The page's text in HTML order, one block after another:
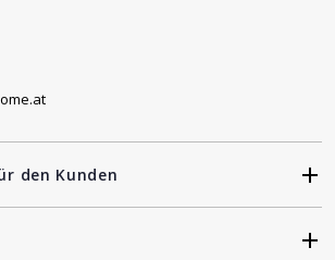
den Kunden